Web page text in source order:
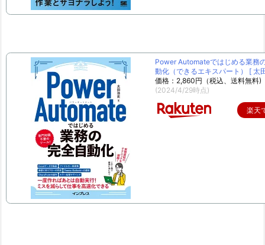
Power Automateではじめる業務
動化（できるエキスパート） [ 太
価格：2,860円（税込、送料無料)
(2024/4/29時点)
楽天